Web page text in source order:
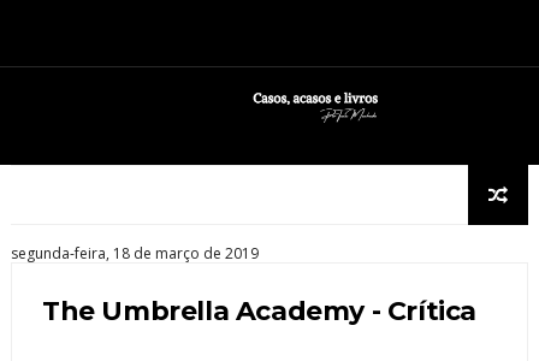
segunda-feira, 18 de março de 2019
The Umbrella Academy - Crítica